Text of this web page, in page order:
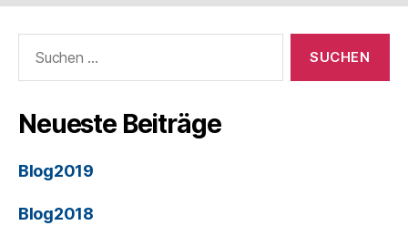
Neueste Beiträge
Blog2019
Blog2018